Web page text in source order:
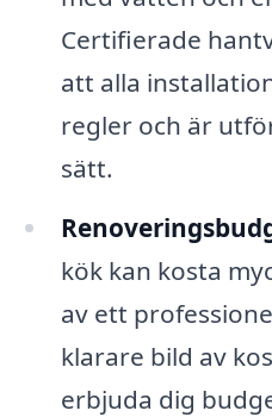
Certifierade
att alla
regler och är
sätt.
kök kan kosta
av ett
klarare bild av
erbjuda dig